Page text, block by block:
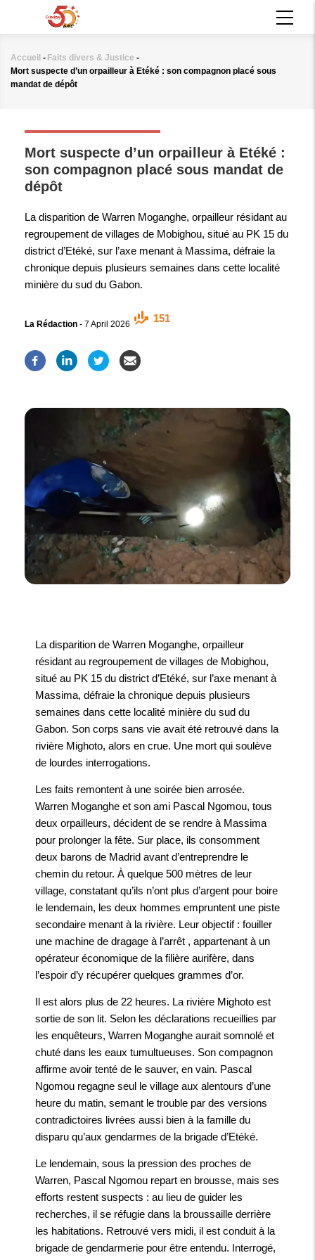
principal
Fil
d'Ariane
Accueil - Faits divers & Justice -
Mort suspecte d’un orpailleur à Etéké : son compagnon placé sous
mandat de dépôt
Mort suspecte d’un orpailleur à Etéké :
son compagnon placé sous mandat de
dépôt
La disparition de Warren Moganghe, orpailleur résidant au
regroupement de villages de Mobighou, situé au PK 15 du
district d’Etéké, sur l’axe menant à Massima, défraie la
chronique depuis plusieurs semaines dans cette localité
minière du sud du Gabon.
La Rédaction - 7 April 2026
151
La disparition de Warren Moganghe, orpailleur
résidant au regroupement de villages de Mobighou,
situé au PK 15 du district d’Etéké, sur l’axe menant à
Massima, défraie la chronique depuis plusieurs
semaines dans cette localité minière du sud du
Gabon. Son corps sans vie avait été retrouvé dans la
rivière Mighoto, alors en crue. Une mort qui soulève
de lourdes interrogations.
Les faits remontent à une soirée bien arrosée.
Warren Moganghe et son ami Pascal Ngomou, tous
deux orpailleurs, décident de se rendre à Massima
pour prolonger la fête. Sur place, ils consomment
deux barons de Madrid avant d’entreprendre le
chemin du retour. À quelque 500 mètres de leur
village, constatant qu’ils n’ont plus d’argent pour boire
le lendemain, les deux hommes empruntent une piste
secondaire menant à la rivière. Leur objectif : fouiller
une machine de dragage à l’arrêt , appartenant à un
opérateur économique de la filière aurifère, dans
l’espoir d’y récupérer quelques grammes d’or.
Il est alors plus de 22 heures. La rivière Mighoto est
sortie de son lit. Selon les déclarations recueillies par
les enquêteurs, Warren Moganghe aurait somnolé et
chuté dans les eaux tumultueuses. Son compagnon
affirme avoir tenté de le sauver, en vain. Pascal
Ngomou regagne seul le village aux alentours d’une
heure du matin, semant le trouble par des versions
contradictoires livrées aussi bien à la famille du
disparu qu’aux gendarmes de la brigade d’Etéké.
Le lendemain, sous la pression des proches de
Warren, Pascal Ngomou repart en brousse, mais ses
efforts restent suspects : au lieu de guider les
recherches, il se réfugie dans la broussaille derrière
les habitations. Retrouvé vers midi, il est conduit à la
brigade de gendarmerie pour être entendu. Interrogé,